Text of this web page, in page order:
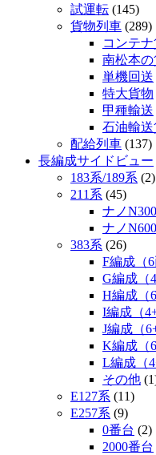
試運転 (145)
貨物列車 (289)
コンテ
南松本の
単機回送
特大貨物
甲種輸送
石油輸送
配給列車 (137)
長編成サイドビュー
183系/189系 (2)
211系 (45)
ナノ
ナノ
383系 (26)
F編成（6
G編成（
H編成（
I編成（
J編成（
K編成（
L編成（
その他
E127系 (11)
E257系 (9)
0番台 (2)
2000番台